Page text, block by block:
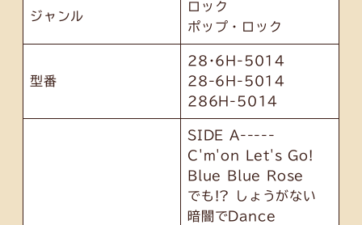
ジャンル
ロック
ポップ・ロック
型番
28･6H-5014
28-6H-5014
286H-5014
SIDE A-----
C'm'on Let's Go!
Blue Blue Rose
でも!? しょうがない
暗闇でDance